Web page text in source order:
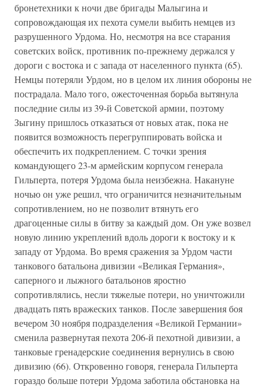
бронетехники к ночи две бригады Малыгина и
сопровождающая их пехота сумели выбить немцев из
разрушенного Урдома. Но, несмотря на все старания
советских войск, противник по-прежнему держался у
дороги с востока и с запада от населенного пункта (65).
Немцы потеряли Урдом, но в целом их линия обороны не
пострадала. Мало того, ожесточенная борьба вытянула
последние силы из 39-й Советской армии, поэтому
Зыгину пришлось отказаться от новых атак, пока не
появится возможность перегруппировать войска и
обеспечить их подкреплением. С точки зрения
командующего 23-м армейским корпусом генерала
Гильперта, потеря Урдома была неизбежна. Накануне
ночью он уже решил, что ограничится незначительным
сопротивлением, но не позволит втянуть его
драгоценные силы в битву за каждый дом. Он уже возвел
новую линию укреплений вдоль дороги к востоку и к
западу от Урдома. Во время сражения за Урдом части
танкового батальона дивизии «Великая Германия»,
саперного и лыжного батальонов яростно
сопротивлялись, несли тяжелые потери, но уничтожили
двадцать пять вражеских танков. После завершения боя
вечером 30 ноября подразделения «Великой Германии»
сменила развернутая пехота 206-й пехотной дивизии, а
танковые гренадерские соединения вернулись в свою
дивизию (66). Откровенно говоря, генерала Гильперта
гораздо больше потери Урдома заботила обстановка на